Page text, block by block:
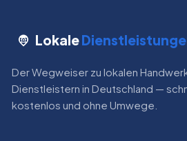
Lokale
Der Wegweiser zu lokalen
Dienstleistern in Deutschland —
kostenlos und ohne Umwege.